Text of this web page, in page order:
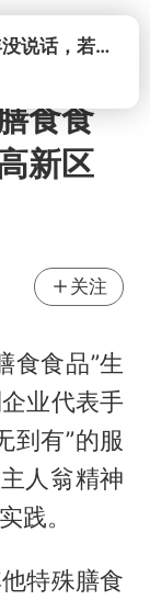
打开牺牲两个战士，中国忍了一年没说话，若菲律宾死了人，他会开战吗
食食
新区
关注
食食品”生
业代表手
到有”的服
人翁精神
践。
特殊膳食